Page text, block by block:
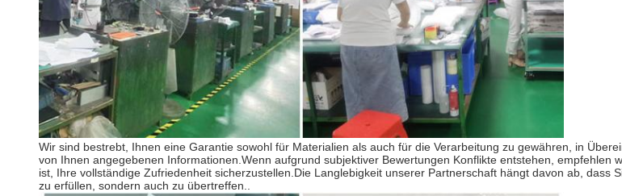
Wir sind bestrebt, Ihnen eine Garantie sowohl für Materialien als auch für die Verarbeitung zu gewähren, in
von Ihnen angegebenen Informationen.Wenn aufgrund subjektiver Bewertungen Konflikte entstehen,
ist, Ihre vollständige Zufriedenheit sicherzustellen.Die Langlebigkeit unserer Partnerschaft hängt davon ab,
zu erfüllen, sondern auch zu übertreffen..